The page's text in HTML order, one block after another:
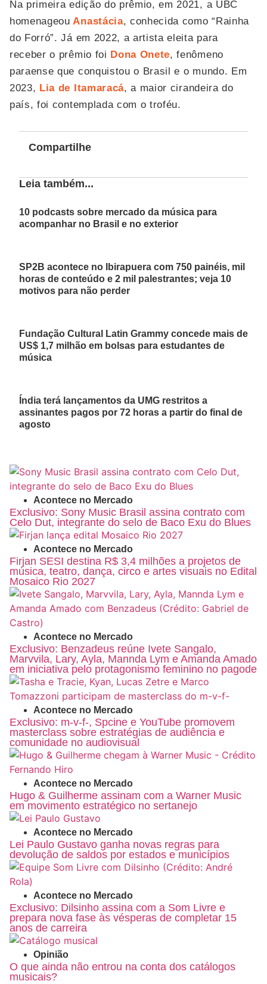
Na primeira edição do prêmio, em 2021, a UBC
homenageou Anastácia, conhecida como “Rainha
do Forró”. Já em 2022, a artista eleita para
receber o prêmio foi Dona Onete, fenômeno
paraense que conquistou o Brasil e o mundo. Em
2023, Lia de Itamaracá, a maior cirandeira do
país, foi contemplada com o troféu.
Compartilhe
Leia também...
10 podcasts sobre mercado da música para
acompanhar no Brasil e no exterior
SP2B acontece no Ibirapuera com 750 painéis, mil
horas de conteúdo e 2 mil palestrantes; veja 10
motivos para não perder
Fundação Cultural Latin Grammy concede mais de
US$ 1,7 milhão em bolsas para estudantes de
música
Índia terá lançamentos da UMG restritos a
assinantes pagos por 72 horas a partir do final de
agosto
Acontece no Mercado
Exclusivo: Sony Music Brasil assina contrato com
Celo Dut, integrante do selo de Baco Exu do Blues
Acontece no Mercado
Firjan SESI destina R$ 3,4 milhões a projetos de
música, teatro, dança, circo e artes visuais no Edital
Mosaico Rio 2027
Acontece no Mercado
Exclusivo: Benzadeus reúne Ivete Sangalo,
Marvvila, Lary, Ayla, Mannda Lym e Amanda Amado
em iniciativa pelo protagonismo feminino no pagode
Acontece no Mercado
Exclusivo: m-v-f-, Spcine e YouTube promovem
masterclass sobre estratégias de audiência e
comunidade no audiovisual
Acontece no Mercado
Hugo & Guilherme assinam com a Warner Music
em movimento estratégico no sertanejo
Acontece no Mercado
Lei Paulo Gustavo ganha novas regras para
devolução de saldos por estados e municípios
Acontece no Mercado
Exclusivo: Dilsinho assina com a Som Livre e
prepara nova fase às vésperas de completar 15
anos de carreira
Opinião
O que ainda não entrou na conta dos catálogos
musicais?